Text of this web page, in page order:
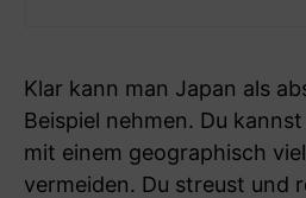
Klar kann man Japan als
Beispiel nehmen. Du
mit einem geographisch
vermeiden. Du streust und